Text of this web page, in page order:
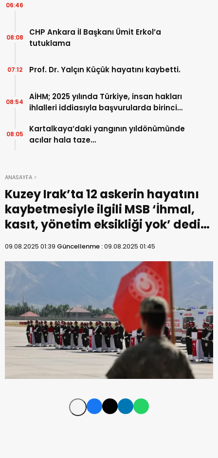
06:46
CHP Ankara İl Başkanı Ümit Erkol’a
tutuklama
08:08
Prof. Dr. Yalçın Küçük hayatını kaybetti.
07:12
AİHM; 2025 yılında Türkiye, insan hakları
ihlalleri iddiasıyla başvurularda birinci
08:54
Kartalkaya’daki yangının yıldönümünde
acılar hala taze…
08:05
ANASAYFA
Kuzey Irak’ta 12 askerin hayatını
kaybetmesiyle ilgili MSB ‘İhmal,
kasıt, yönetim eksikliği yok’ dedi…
09.08.2025 01:39 Güncellenme :09.08.2025 01:45